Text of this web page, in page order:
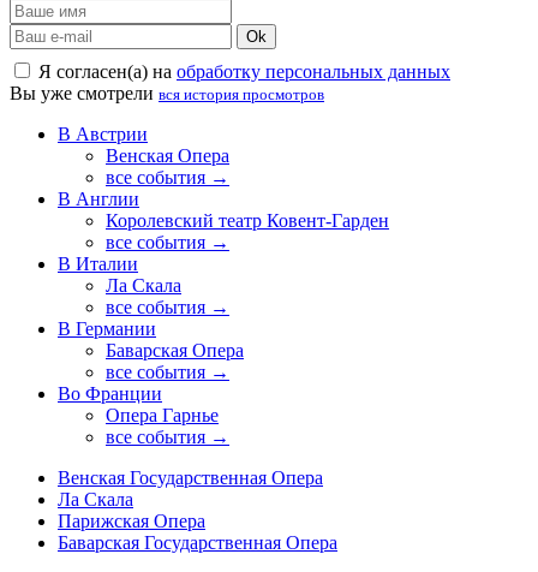
Ok
Я согласен(а) на обработку персональных данных
Вы уже смотрели вся история просмотров
В Австрии
Венская Опера
все события →
В Англии
Королевский театр Ковент-Гарден
все события →
В Италии
Ла Скала
все события →
В Германии
Баварская Опера
все события →
Во Франции
Опера Гарнье
все события →
Венская Государственная Опера
Ла Скала
Парижская Опера
Баварская Государственная Опера